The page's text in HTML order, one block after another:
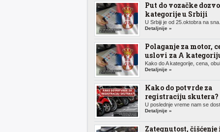
Put do vozačke
kategorije u Srbiji
U Srbiji je od 25.oktobra na
Detaljnije »
Polaganje za motor,
uslovi za A
Kako do A kategorije, cena,
Detaljnije »
Kako do potvrde za
registraciju skutera?
U poslednje vreme nam se
Detaljnije »
Zategnutost, čišćenje